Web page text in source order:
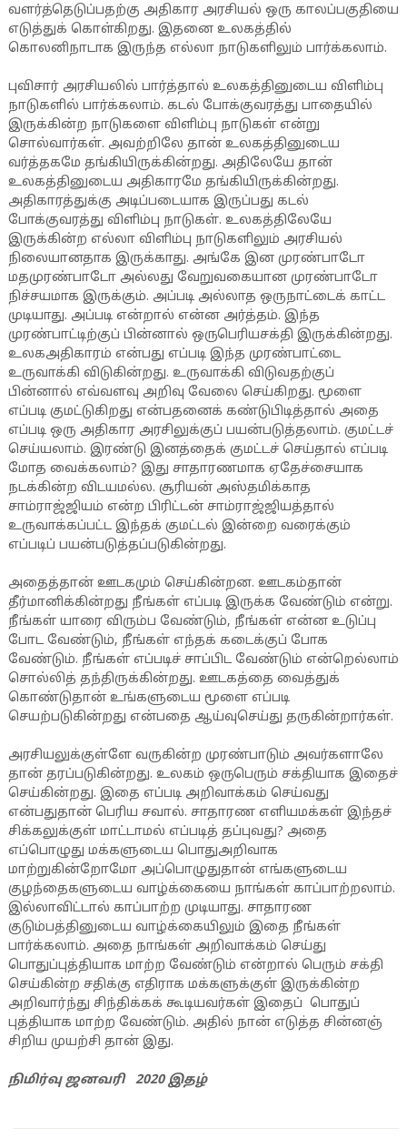
வளர்த்தெடுப்பதற்கு அதிகார அரசியல் ஒரு காலப்பகுதியை
எடுத்துக் கொள்கிறது. இதனை உலகத்தில்
கொலனிநாடாக இருந்த எல்லா நாடுகளிலும் பார்க்கலாம்.
புவிசார் அரசியலில் பார்த்தால் உலகத்தினுடைய விளிம்பு
நாடுகளில் பார்க்கலாம். கடல் போக்குவரத்து பாதையில்
இருக்கின்ற நாடுகளை விளிம்பு நாடுகள் என்று
சொல்வார்கள். அவற்றிலே தான் உலகத்தினுடைய
வர்த்தகமே தங்கியிருக்கின்றது. அதிலேயே தான்
உலகத்தினுடைய அதிகாரமே தங்கியிருக்கின்றது.
அதிகாரத்துக்கு அடிப்படையாக இருப்பது கடல்
போக்குவரத்து விளிம்பு நாடுகள். உலகத்திலேயே
இருக்கின்ற எல்லா விளிம்பு நாடுகளிலும் அரசியல்
நிலையானதாக இருக்காது. அங்கே இன முரண்பாடோ
மதமுரண்பாடோ அல்லது வேறுவகையான முரண்பாடோ
நிச்சயமாக இருக்கும். அப்படி அல்லாத ஒருநாட்டைக் காட்ட
முடியாது. அப்படி என்றால் என்ன அர்த்தம். இந்த
முரண்பாட்டிற்குப் பின்னால் ஒருபெரியசக்தி இருக்கின்றது.
உலகஅதிகாரம் என்பது எப்படி இந்த முரண்பாட்டை
உருவாக்கி விடுகின்றது. உருவாக்கி விடுவதற்குப்
பின்னால் எவ்வளவு அறிவு வேலை செய்கிறது. மூளை
எப்படி குமட்டுகிறது என்பதனைக் கண்டுபிடித்தால் அதை
எப்படி ஒரு அதிகார அரசிலுக்குப் பயன்படுத்தலாம். குமட்டச்
செய்யலாம். இரண்டு இனத்தைக் குமட்டச் செய்தால் எப்படி
மோத வைக்கலாம்? இது சாதாரணமாக ஏதேச்சையாக
நடக்கின்ற விடயமல்ல. சூரியன் அஸ்தமிக்காத
சாம்ராஜ்ஜியம் என்ற பிரிட்டன் சாம்ராஜ்ஜியத்தால்
உருவாக்கப்பட்ட இந்தக் குமட்டல் இன்றை வரைக்கும்
எப்படிப் பயன்படுத்தப்படுகின்றது.
அதைத்தான் ஊடகமும் செய்கின்றன. ஊடகம்தான்
தீர்மானிக்கின்றது நீங்கள் எப்படி இருக்க வேண்டும் என்று.
நீங்கள் யாரை விரும்ப வேண்டும், நீங்கள் என்ன உடுப்பு
போட வேண்டும், நீங்கள் எந்தக் கடைக்குப் போக
வேண்டும். நீங்கள் எப்படிச் சாப்பிட வேண்டும் என்றெல்லாம்
சொல்லித் தந்திருக்கின்றது. ஊடகத்தை வைத்துக்
கொண்டுதான் உங்களுடைய மூளை எப்படி
செயற்படுகின்றது என்பதை ஆய்வுசெய்து தருகின்றார்கள்.
அரசியலுக்குள்ளே வருகின்ற முரண்பாடும் அவர்களாலே
தான் தரப்படுகின்றது. உலகம் ஒருபெரும் சக்தியாக இதைச்
செய்கின்றது. இதை எப்படி அறிவாக்கம் செய்வது
என்பதுதான் பெரிய சவால். சாதாரண எளியமக்கள் இந்தச்
சிக்கலுக்குள் மாட்டாமல் எப்படித் தப்புவது? அதை
எப்பொழுது மக்களுடைய பொதுஅறிவாக
மாற்றுகின்றோமோ அப்பொழுதுதான் எங்களுடைய
குழந்தைகளுடைய வாழ்க்கையை நாங்கள் காப்பாற்றலாம்.
இல்லாவிட்டால் காப்பாற்ற முடியாது. சாதாரண
குடும்பத்தினுடைய வாழ்க்கையிலும் இதை நீங்கள்
பார்க்கலாம். அதை நாங்கள் அறிவாக்கம் செய்து
பொதுப்புத்தியாக மாற்ற வேண்டும் என்றால் பெரும் சக்தி
செய்கின்ற சதிக்கு எதிராக மக்களுக்குள் இருக்கின்ற
அறிவார்ந்து சிந்திக்கக் கூடியவர்கள் இதைப் பொதுப்
புத்தியாக மாற்ற வேண்டும். அதில் நான் எடுத்த சின்னஞ்
சிறிய முயற்சி தான் இது.
நிமிர்வு ஜனவரி 2020 இதழ்